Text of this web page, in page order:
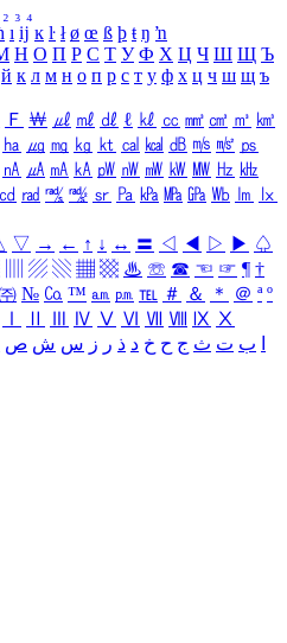
₂ ₃ ₄
ı ĳ ĸ ŀ ł ø œ ß þ ŧ ŋ ŉ
Н О П Р С Т У Ф Х Ц Ч Ш Щ Ъ
й к л м н о п р с т у ф х ц ч ш щ ъ
Ｆ ￦ ㎕ ㎖ ㎗ ℓ ㎘ ㏄ ㎣ ㎤ ㎥ ㎦
㏊ ㎍ ㎎ ㎏ ㏏ ㎈ ㎉ ㏈ ㎧ ㎨ ㎰
㎁ ㎂ ㎃ ㎄ ㎺ ㎻ ㎽ ㎾ ㎿ ㎐ ㎑
㏅ ㎭ ㎮ ㎯ ㏛ ㎩ ㎪ ㎫ ㎬ ㏝ ㏐
㏓
▽ → ← ↑ ↓ ↔ 〓 ◁ ◀ ▷ ▶ ♤
▨ ▧ ▦ ▩ ♨ ☏ ☎ ☜ ☞ ¶ †
№ ㏇ ™ ㏂ ㏘ ℡ ＃ ＆ ＊ ＠ ª º
Ⅳ Ⅴ Ⅵ Ⅶ Ⅷ Ⅸ Ⅹ
ب ت ث ج ح خ د ذ ر ز س ش ص